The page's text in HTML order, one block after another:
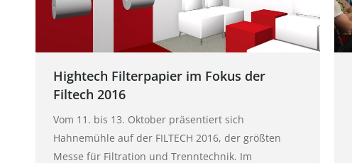
Hightech Filterpapier im Fokus der
Filtech 2016
Vom 11. bis 13. Oktober präsentiert sich
Hahnemühle auf der FILTECH 2016, der größten
Messe für Filtration und Trenntechnik. Im